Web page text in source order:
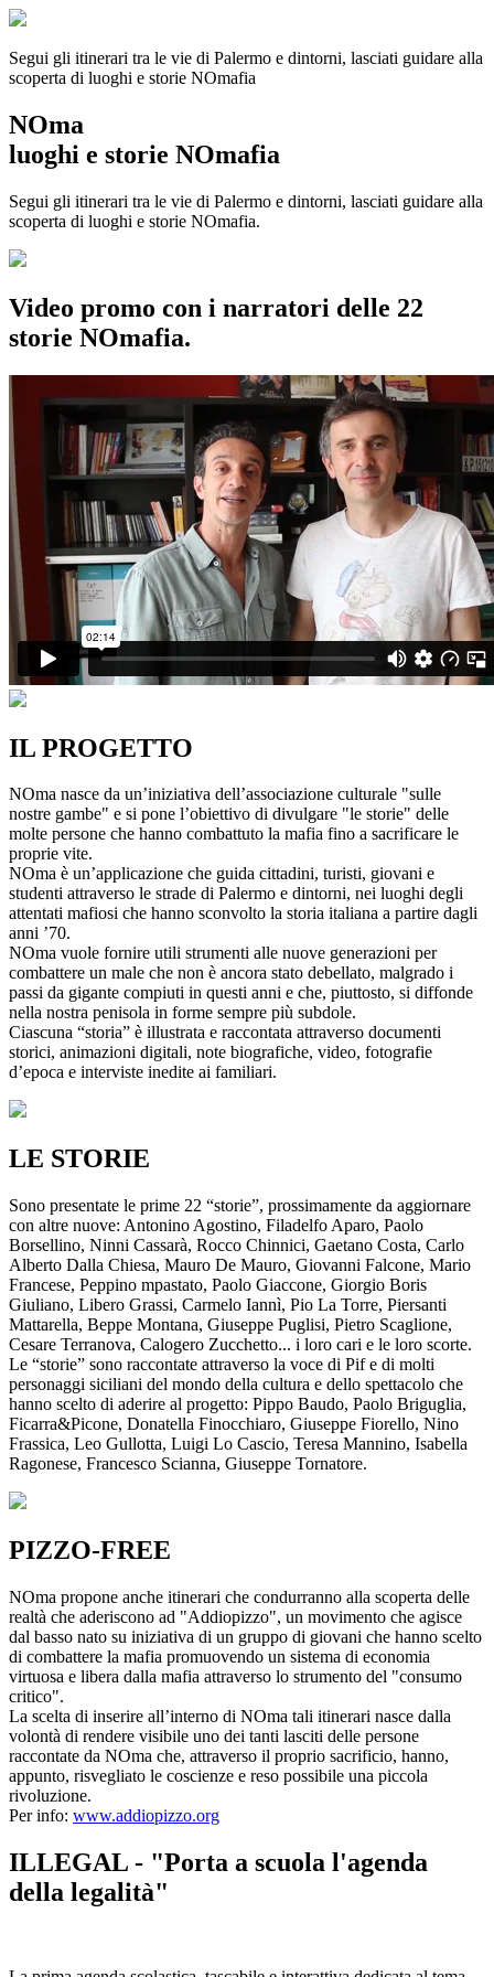
Segui gli itinerari tra le vie di Palermo e dintorni, lasciati guidare alla
scoperta di luoghi e storie NOmafia
NOma
luoghi e storie NOmafia
Segui gli itinerari tra le vie di Palermo e dintorni, lasciati guidare alla
scoperta di luoghi e storie NOmafia.
Video promo con i narratori delle 22
storie NOmafia.
IL PROGETTO
NOma nasce da un’iniziativa dell’associazione culturale "sulle
nostre gambe" e si pone l’obiettivo di divulgare "le storie" delle
molte persone che hanno combattuto la mafia fino a sacrificare le
proprie vite.
NOma è un’applicazione che guida cittadini, turisti, giovani e
studenti attraverso le strade di Palermo e dintorni, nei luoghi degli
attentati mafiosi che hanno sconvolto la storia italiana a partire dagli
anni ’70.
NOma vuole fornire utili strumenti alle nuove generazioni per
combattere un male che non è ancora stato debellato, malgrado i
passi da gigante compiuti in questi anni e che, piuttosto, si diffonde
nella nostra penisola in forme sempre più subdole.
Ciascuna “storia” è illustrata e raccontata attraverso documenti
storici, animazioni digitali, note biografiche, video, fotografie
d’epoca e interviste inedite ai familiari.
LE STORIE
Sono presentate le prime 22 “storie”, prossimamente da aggiornare
con altre nuove: Antonino Agostino, Filadelfo Aparo, Paolo
Borsellino, Ninni Cassarà, Rocco Chinnici, Gaetano Costa, Carlo
Alberto Dalla Chiesa, Mauro De Mauro, Giovanni Falcone, Mario
Francese, Peppino mpastato, Paolo Giaccone, Giorgio Boris
Giuliano, Libero Grassi, Carmelo Iannì, Pio La Torre, Piersanti
Mattarella, Beppe Montana, Giuseppe Puglisi, Pietro Scaglione,
Cesare Terranova, Calogero Zucchetto... i loro cari e le loro scorte.
Le “storie” sono raccontate attraverso la voce di Pif e di molti
personaggi siciliani del mondo della cultura e dello spettacolo che
hanno scelto di aderire al progetto: Pippo Baudo, Paolo Briguglia,
Ficarra&Picone, Donatella Finocchiaro, Giuseppe Fiorello, Nino
Frassica, Leo Gullotta, Luigi Lo Cascio, Teresa Mannino, Isabella
Ragonese, Francesco Scianna, Giuseppe Tornatore.
PIZZO-FREE
NOma propone anche itinerari che condurranno alla scoperta delle
realtà che aderiscono ad "Addiopizzo", un movimento che agisce
dal basso nato su iniziativa di un gruppo di giovani che hanno scelto
di combattere la mafia promuovendo un sistema di economia
virtuosa e libera dalla mafia attraverso lo strumento del "consumo
critico".
La scelta di inserire all’interno di NOma tali itinerari nasce dalla
volontà di rendere visibile uno dei tanti lasciti delle persone
raccontate da NOma che, attraverso il proprio sacrificio, hanno,
appunto, risvegliato le coscienze e reso possibile una piccola
rivoluzione.
Per info: www.addiopizzo.org
ILLEGAL - "Porta a scuola l'agenda
della legalità"